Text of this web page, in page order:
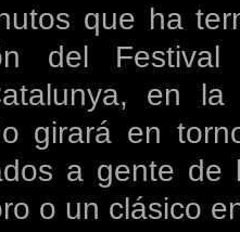
que ha
del Festival
en
girará en
a gente de
o un clásico